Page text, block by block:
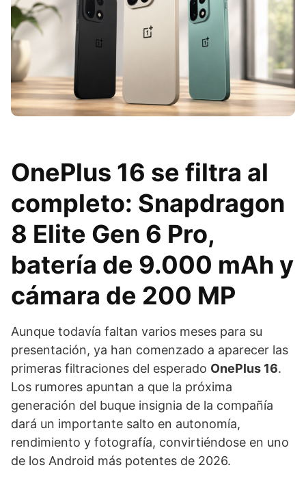
OnePlus 16 se filtra al
completo: Snapdragon
8 Elite Gen 6 Pro,
batería de 9.000 mAh y
cámara de 200 MP
Aunque todavía faltan varios meses para su
presentación, ya han comenzado a aparecer las
primeras filtraciones del esperado OnePlus 16.
Los rumores apuntan a que la próxima
generación del buque insignia de la compañía
dará un importante salto en autonomía,
rendimiento y fotografía, convirtiéndose en uno
de los Android más potentes de 2026.